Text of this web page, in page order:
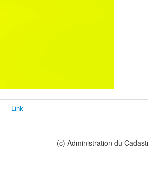
Link
(c) Administration du